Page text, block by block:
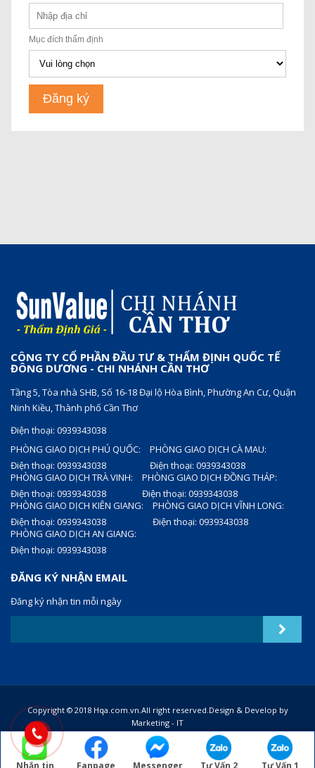
CÔNG TY CỔ PHẦN ĐẦU TƯ & THẨM ĐỊNH QUỐC TẾ
ĐÔNG DƯƠNG - CHI NHÁNH CẦN THƠ
Tầng 5, Tòa nhà SHB, Số 16-18 Đại lộ Hòa Bình, Phường An Cư, Quận
Ninh Kiều, Thành phố Cần Thơ
Điện thoại: 0939343038
PHÒNG GIAO DỊCH PHÚ QUỐC:
Điện thoại: 0939343038
PHÒNG GIAO DỊCH CÀ MAU:
Điện thoại: 0939343038
PHÒNG GIAO DỊCH TRÀ VINH:
Điện thoại: 0939343038
PHÒNG GIAO DỊCH ĐỒNG THÁP:
Điện thoại: 0939343038
PHÒNG GIAO DỊCH KIÊN GIANG:
Điện thoại: 0939343038
PHÒNG GIAO DỊCH VĨNH LONG:
Điện thoại: 0939343038
PHÒNG GIAO DỊCH AN GIANG:
Điện thoại: 0939343038
ĐĂNG KÝ NHẬN EMAIL
Đăng ký nhận tin mỗi ngày
Copyright © 2018 Hqa.com.vn.All right reserved.Design & Develop by
Marketing - IT
Tư Vấn 1
Tư Vấn 2
Messenger
Fanpage
Nhắn tin